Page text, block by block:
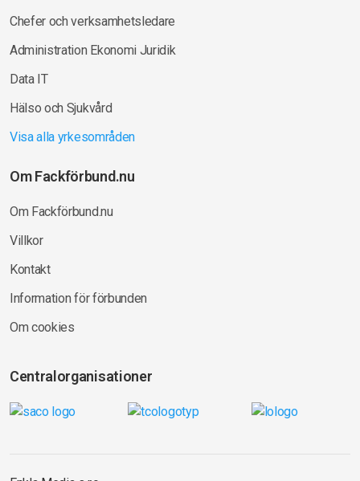
Chefer och verksamhetsledare
Administration Ekonomi Juridik
Data IT
Hälso och Sjukvård
Visa alla yrkesområden
Om Fackförbund.nu
Om Fackförbund.nu
Villkor
Kontakt
Information för förbunden
Om cookies
Centralorganisationer